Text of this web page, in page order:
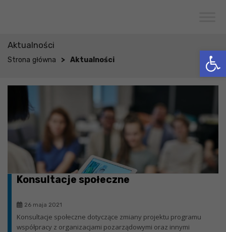
Aktualności
Strona główna > Aktualności
Konsultacje społeczne
26 maja 2021
Konsultacje społeczne dotyczące zmiany projektu programu
współpracy z organizacjami pozarządowymi oraz innymi